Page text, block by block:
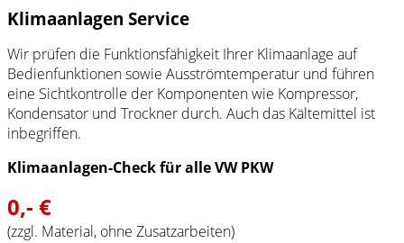
Klimaanlagen Service
Wir prüfen die Funktionsfähigkeit Ihrer Klimaanlage auf
Bedienfunktionen sowie Ausströmtemperatur und führen
eine Sichtkontrolle der Komponenten wie Kompressor,
Kondensator und Trockner durch. Auch das Kältemittel ist
inbegriffen.
Klimaanlagen-Check für alle VW PKW
0,- €
(zzgl. Material, ohne Zusatzarbeiten)